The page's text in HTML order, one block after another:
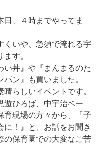
日、４時までやってま
くいや、急須で淹れる宇
す。
い丼』や『まんまるのた
ン』も買いました。
らしいイベントです。
遊ひろば、中宇治ベー
育現場の方々から、『子
に！』と、お話をお聞き
の保育園での大変なご苦